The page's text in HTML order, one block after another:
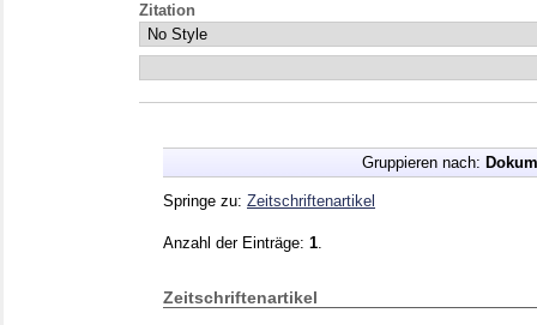
Zitation
Gruppieren nach:
Springe zu: Zeitschriftenartikel
Anzahl der Einträge: 1
Zeitschriftenartikel